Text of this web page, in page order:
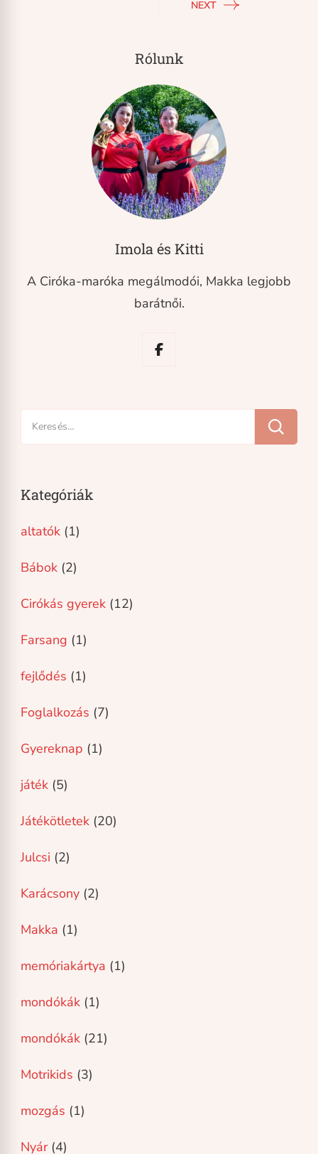
NEXT
Rólunk
Imola és Kitti
A Ciróka-maróka megálmodói, Makka legjobb
barátnői.
Keresés:
Kategóriák
altatók (1)
Bábok (2)
Cirókás gyerek (12)
Farsang (1)
fejlődés (1)
Foglalkozás (7)
Gyereknap (1)
játék (5)
Játékötletek (20)
Julcsi (2)
Karácsony (2)
Makka (1)
memóriakártya (1)
mondókák (1)
mondókák (21)
Motrikids (3)
mozgás (1)
Nyár(4)